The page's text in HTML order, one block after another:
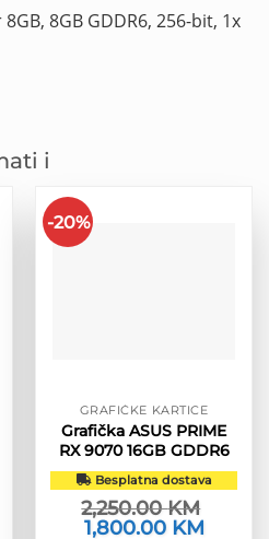
8GB, 8GB GDDR6, 256-bit, 1x
i
-20%
GRAFIČKE KARTICE
Grafička ASUS PRIME
RX 9070 16GB GDDR6
Besplatna dostava
2,250.00KM
Izvorna
1,800.00 KM